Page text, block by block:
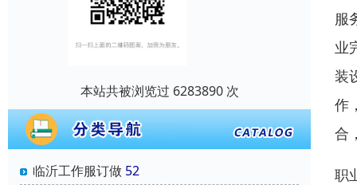
本站共被浏览过 6283890 次
临沂工作服订做 52
服
业
装
作
合
职